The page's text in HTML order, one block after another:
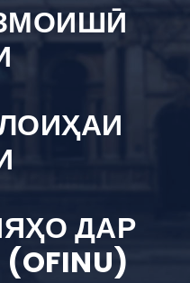
ДАР